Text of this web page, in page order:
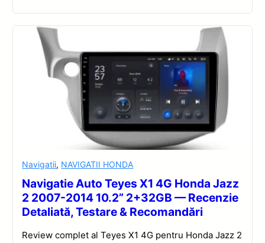
Navigatii, NAVIGATII HONDA
Navigatie Auto Teyes X1 4G Honda Jazz
2 2007-2014 10.2” 2+32GB — Recenzie
Detaliată, Testare & Recomandări
Review complet al Teyes X1 4G pentru Honda Jazz 2